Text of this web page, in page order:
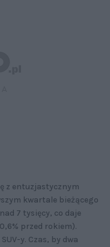
z entuzjastycznym
kwartale bieżącego
7 tysięcy, co daje
przed rokiem).
y. Czas, by dwa